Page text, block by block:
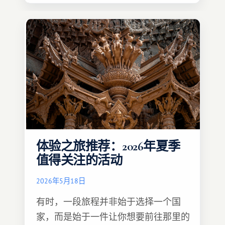
体验之旅推荐：2026年夏季
值得关注的活动
2026年5月18日
有时，一段旅程并非始于选择一个国
家，而是始于一件让你想要前往那里的